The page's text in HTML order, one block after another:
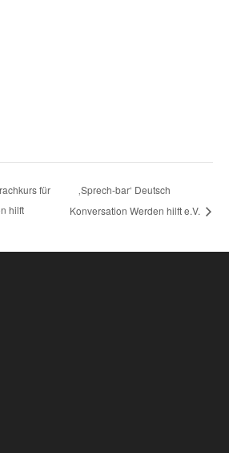
für
hilft
‚Sprech-bar‘ Deutsch
Konversation Werden hilft e.V.